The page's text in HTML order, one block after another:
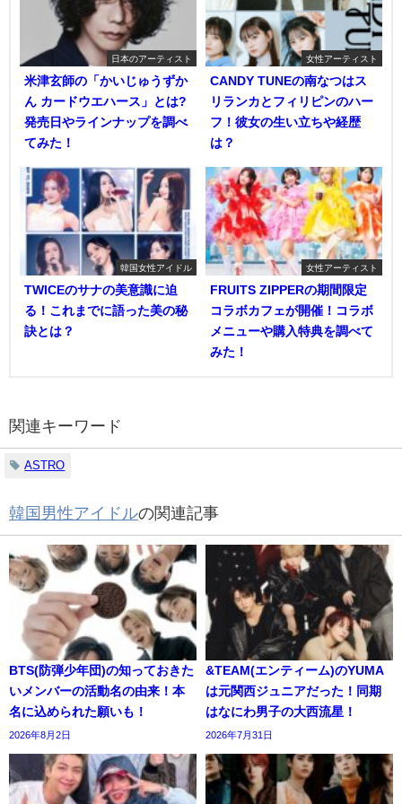
日本のアーティスト
米津玄師の「かいじゅうずか
ん カードウエハース」とは?
発売日やラインナップを調べ
てみた！
女性アーティスト
CANDY TUNEの南なつはス
リランカとフィリピンのハー
フ！彼女の生い立ちや経歴
は？
韓国女性アイドル
TWICEのサナの美意識に迫
る！これまでに語った美の秘
訣とは？
女性アーティスト
FRUITS ZIPPERの期間限定
コラボカフェが開催！コラボ
メニューや購入特典を調べて
みた！
関連キーワード
ASTRO
韓国男性アイドルの関連記事
BTS(防弾少年団)の知っておきた
いメンバーの活動名の由来！本
名に込められた願いも！
2026年8月2日
&TEAM(エンティーム)のYUMA
は元関西ジュニアだった！同期
はなにわ男子の大西流星！
2026年7月31日